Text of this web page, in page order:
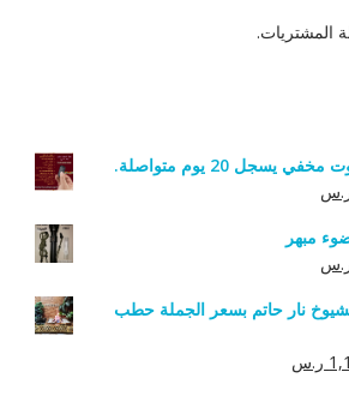
المشتريات.
20 يوم متواصلة.
السعر
هو:
500.00 ر.س.
مبهر
السعر
هو:نار حاتم بسعر الجملة حطب
ر.سالسعر